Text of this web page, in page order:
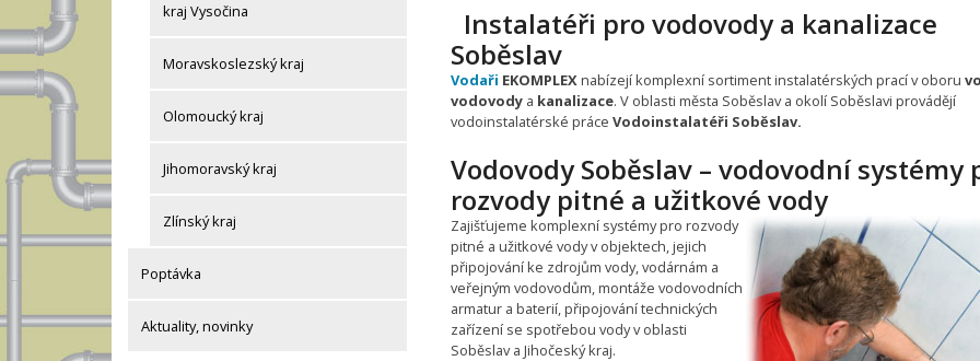
kraj Vysočina
Moravskoslezský kraj
Olomoucký kraj
Jihomoravský kraj
Zlínský kraj
Poptávka
Aktuality, novinky
Instalatéři pro vodovody a kanalizace
Soběslav
Vodaři EKOMPLEXnabízejí komplexní sortiment instalatérských prací v oboru
vodovody a kanalizace. V oblasti města Soběslav a okolí Soběslavi provádějí
vodoinstalatérské práce Vodoinstalatéři Soběslav.
Vodovody Soběslav – vodovodní systémy
rozvody pitné a užitkové vody
Zajišťujeme komplexní systémy pro rozvody
pitné a užitkové vody v objektech, jejich
připojování ke zdrojům vody, vodárnám a
veřejným vodovodům, montáže vodovodních
armatur a baterií, připojování technických
zařízení se spotřebou vody v oblasti
Soběslav a Jihočeský kraj.